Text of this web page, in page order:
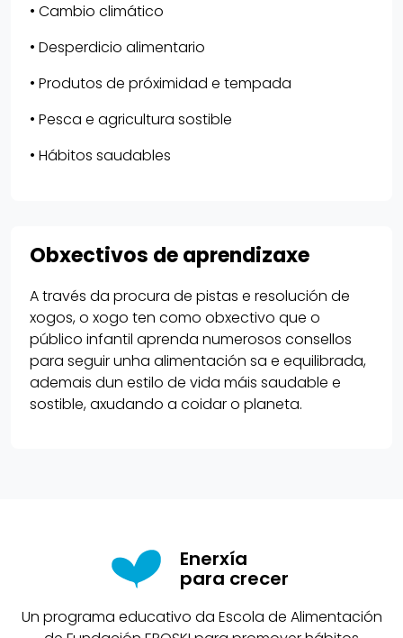
• Cambio climático
• Desperdicio alimentario
• Produtos de próximidad e tempada
• Pesca e agricultura sostible
• Hábitos saudables
Obxectivos de aprendizaxe
A través da procura de pistas e resolución de
xogos, o xogo ten como obxectivo que o
público infantil aprenda numerosos consellos
para seguir unha alimentación sa e equilibrada,
ademais dun estilo de vida máis saudable e
sostible, axudando a coidar o planeta.
Enerxía
para crecer
Un programa educativo da Escola de Alimentación